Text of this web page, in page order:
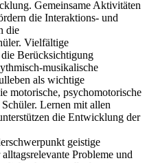
Gemeinsame Aktivitäten
die Interaktions- und
die
Vielfältige
Berücksichtigung
musikalische
als wichtige
motorische, psychomotorische
Lernen mit allen
die Entwicklung der
geistige
Probleme und